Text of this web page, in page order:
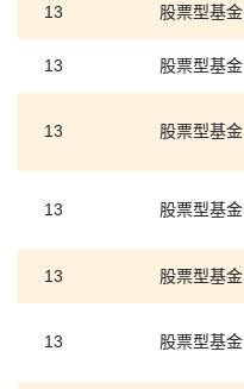
13 股票型基金
13 股票型基金
13 股票型基金
13 股票型基金
13 股票型基金
13 股票型基金